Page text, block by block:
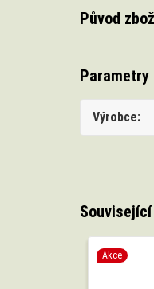
Původ
Parametry
Výrobce
Akce